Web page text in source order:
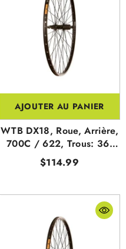
AJOUTER AU PANIER
WTB DX18, Roue, Arrière,
700C / 622, Trous: 36,
QR, 135mm, Sur Jante,
Shimano HG
$114.99